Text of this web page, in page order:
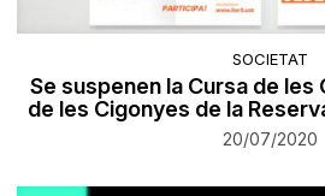
SOCIETAT
Se suspenen la Cursa de les
de les Cigonyes de la
20/07/2020